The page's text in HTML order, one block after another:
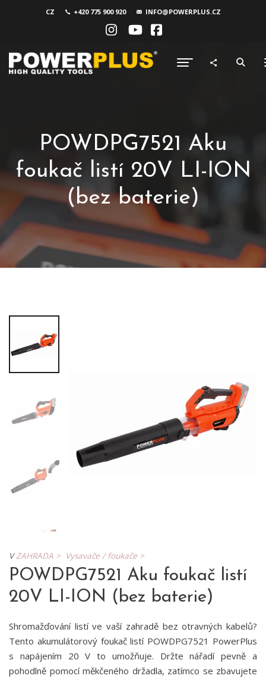
CZ +420 775 900 920 INFO@POWERPLUS.CZ
POWDPG7521 Aku
foukač listí 20V LI-ION
(bez baterie)
VZAHRADA > Vysavače / foukače >
POWDPG7521 Aku foukač listí
20V LI-ION (bez baterie)
Shromažďování listí ve vaší zahradě bez otravných kabelů?
Tento akumulátorový foukač listí POWDPG7521 PowerPlus
s napájením 20 V to umožňuje. Držte nářadí pevně a
pohodlně pomocí měkčeného držadla, zatímco se zbavujete